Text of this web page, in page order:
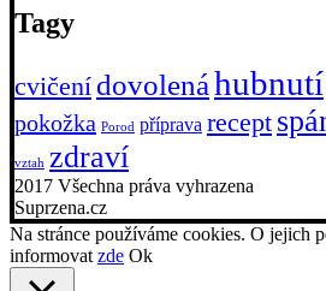
Tagy
cvičení dovolenáhubnutí
pokožka Porod příprava recept
vztah zdraví
2017 Všechna práva vyhrazena
Suprzena.cz
Na stránce používáme cookies. O jejich
informovat zde Ok